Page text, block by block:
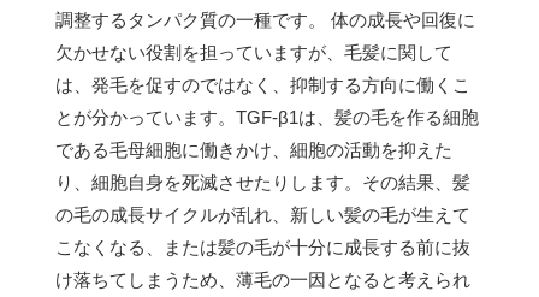
調整するタンパク質の一種です。 体の成長や回復に
欠かせない役割を担っていますが、毛髪に関して
は、発毛を促すのではなく、抑制する方向に働くこ
とが分かっています。TGF-β1は、髪の毛を作る細胞
である毛母細胞に働きかけ、細胞の活動を抑えた
り、細胞自身を死滅させたりします。その結果、髪
の毛の成長サイクルが乱れ、新しい髪の毛が生えて
こなくなる、または髪の毛が十分に成長する前に抜
け落ちてしまうため、薄毛の一因となると考えられ